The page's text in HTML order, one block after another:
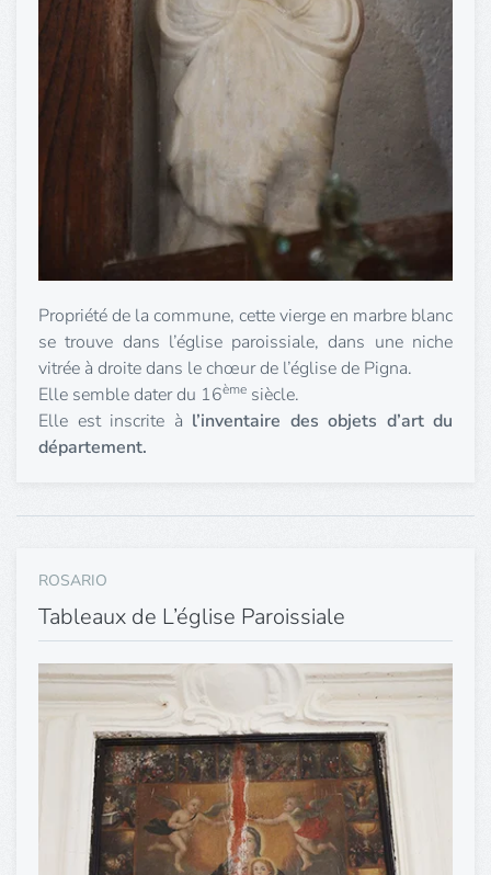
Propriété de la commune, cette vierge en marbre blanc
se trouve dans l’église paroissiale, dans une niche
vitrée à droite dans le chœur de l’église de Pigna.
Elle semble dater du 16ème siècle.
Elle est inscrite à l’inventaire des objets d’art du
département.
ROSARIO
Tableaux de L’église Paroissiale